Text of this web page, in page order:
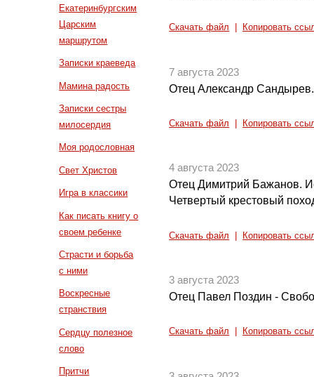
Екатеринбургским
Царским
маршрутом
Записки краеведа
Мамина радость
Записки сестры
милосердия
Моя родословная
Свет Христов
Игра в классики
Как писать книгу о
своем ребенке
Страсти и борьба
с ними
Воскресные
странствия
Сердцу полезное
слово
Притчи
Скачать файл Копировать
7 августа 2023
Отец Александр
Скачать файл Копировать
4 августа 2023
Отец Димитрий Бажанов.
Четвертый крестовый
Скачать файл Копировать
3 августа 2023
Отец Павел Поздин -
Скачать файл Копировать